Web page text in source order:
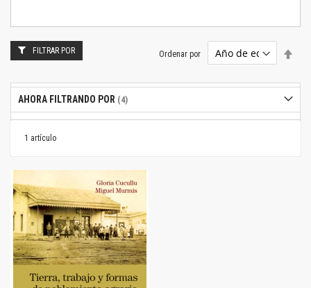
1 artículo
Ordenar por
FILTRAR POR
AHORA FILTRANDO POR